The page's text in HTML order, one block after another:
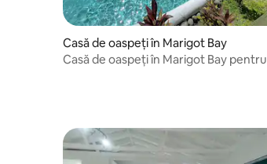
Casă de oaspeți în Marigot Bay
Casă de oaspeți în Marigot Bay pentru